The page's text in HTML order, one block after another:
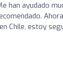
han ayudado
Chile, estoy